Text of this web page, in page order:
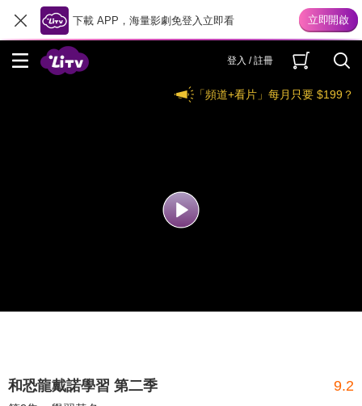
下載 APP，海量影劇免登入立即看
登入 / 註冊
「頻道+看片」每月只要 $199？
和恐龍戴諾學習 第二季 9.2